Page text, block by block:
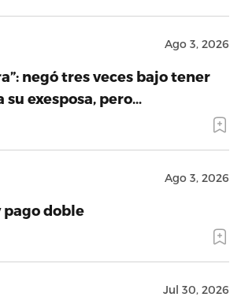
Ago 3, 2026
negó tres veces bajo tener
exesposa, pero…
Ago 3, 2026
pago doble
Jul 30, 2026